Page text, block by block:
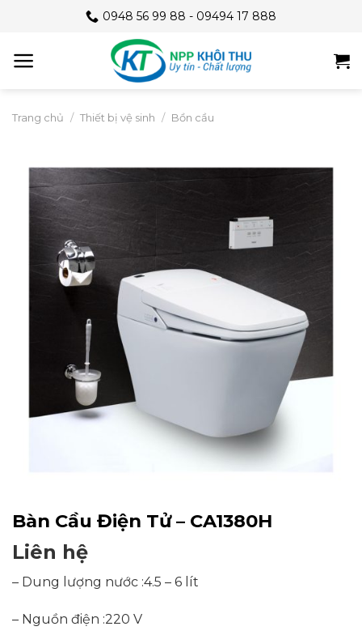
content
0948 56 99 88 - 09494 17 888
Trang chủ / Thiết bị vệ sinh / Bồn cầu
Bàn Cầu Điện Tử – CA1380H
Liên hệ
– Dung lượng nước :4.5 – 6 lít
– Nguồn điện :220 V